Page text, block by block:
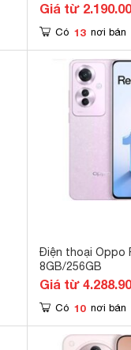
Giá từ
Có 13 nơi bán
Điện thoại Oppo
8GB/256GB
Giá từ
Có 10 nơi bán